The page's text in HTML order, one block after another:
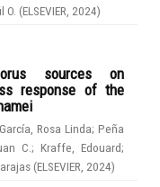
O. (ELSEVIER 2024)
sources on
response of the
Rosa Linda; Peña
C. ; Kraffe, Edouard;
(ELSEVIER 2024)